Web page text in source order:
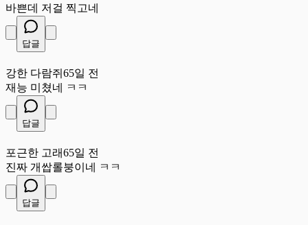
바쁜데 저걸 찍고네
답글
강한 다람쥐 65일 전
재능 미쳤네 ㅋㅋ
답글
포근한 고래65일 전
진짜 개쌉롤붕이네 ㅋㅋ
답글